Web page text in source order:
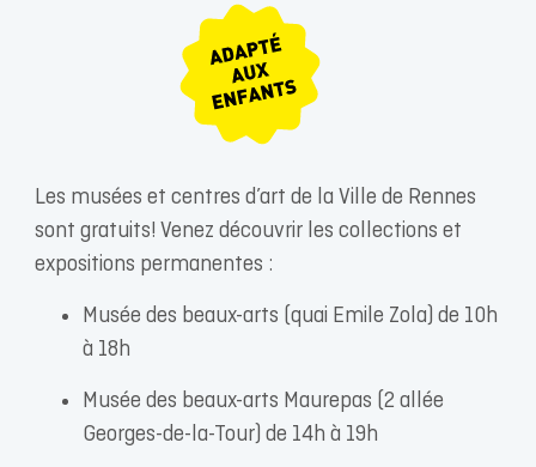
Les musées et centres d’art de la Ville de Rennes
sont gratuits! Venez découvrir les collections et
expositions permanentes :
Musée des beaux-arts (quai Emile Zola) de 10h
à 18h
Musée des beaux-arts Maurepas (2 allée
Georges-de-la-Tour) de 14h à 19h